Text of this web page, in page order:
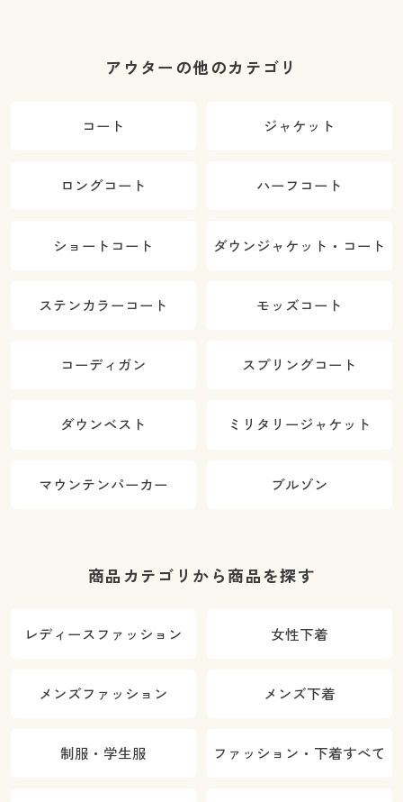
アウターの他のカテゴリ
コート ジャケット
ロングコート ハーフコート
ショートコート ダウンジャケット・コート
ステンカラーコート モッズコート
コーディガン スプリングコート
ダウンベスト ミリタリージャケット
マウンテンパーカー ブルゾン
商品カテゴリから商品を探す
レディースファッション 女性下着
メンズファッション メンズ下着
制服・学生服 ファッション・下着すべて